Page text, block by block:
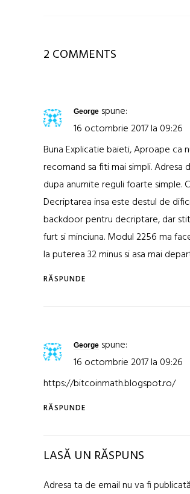
2 COMMENTS
George spune:
16 octombrie 2017 la 09:26
Buna Explicatie baieti, Aproape ca
recomand sa fiti mai simpli.
dupa anumite reguli foarte simple.
Decriptarea insa este destul de
backdoor pentru decriptare, dar
furt si minciuna. Modul 2256 ma
la puterea 32 minus si asa mai
RĂSPUNDE
George spune:
16 octombrie 2017 la 09:26
https://bitcoinmath.blogspot.ro/
RĂSPUNDE
LASĂ UN RĂSPUNS
Adresa ta de email nu va fi